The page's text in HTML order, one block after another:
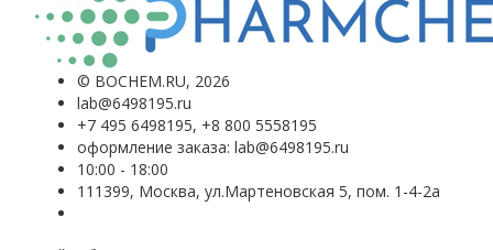
© BOCHEM.RU, 2026
lab@6498195.ru
+7 495 6498195, +8 800 5558195
оформление заказа: lab@6498195.ru
10:00 - 18:00
111399, Москва, ул.Мартеновская 5, пом. 1-4-2а